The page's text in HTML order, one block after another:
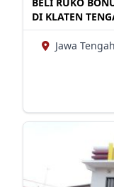
DI KLATEN
Jawa